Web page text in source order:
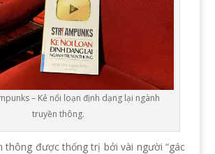
– Kẻ nổi loạn định dạng lại ngành
truyền thông.
thông được thống trị bởi vài người “gác